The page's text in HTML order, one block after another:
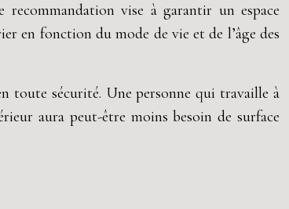
vise à garantir un espace
en fonction du mode de vie et de l’âge des
toute sécurité. Une personne qui travaille à
aura peut-être moins besoin de surface